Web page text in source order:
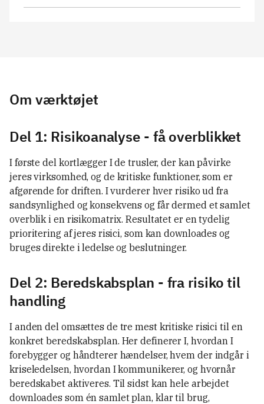
Om værktøjet
Del 1: Risikoanalyse - få overblikket
I første del kortlægger I de trusler, der kan påvirke
jeres virksomhed, og de kritiske funktioner, som er
afgørende for driften. I vurderer hver risiko ud fra
sandsynlighed og konsekvens og får dermed et samlet
overblik i en risikomatrix. Resultatet er en tydelig
prioritering af jeres risici, som kan downloades og
bruges direkte i ledelse og beslutninger.
Del 2: Beredskabsplan - fra risiko til
handling
I anden del omsættes de tre mest kritiske risici til en
konkret beredskabsplan. Her definerer I, hvordan I
forebygger og håndterer hændelser, hvem der indgår i
kriseledelsen, hvordan I kommunikerer, og hvornår
beredskabet aktiveres. Til sidst kan hele arbejdet
downloades som én samlet plan, klar til brug,